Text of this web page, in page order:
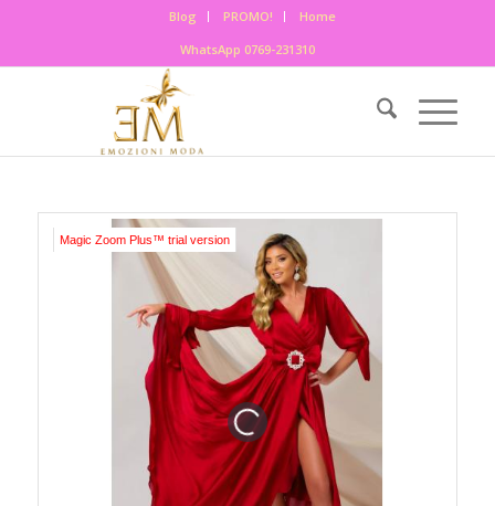
Blog PROMO!
Home
WhatsApp 0769-231310
Magic Zoom Plus™ trial version